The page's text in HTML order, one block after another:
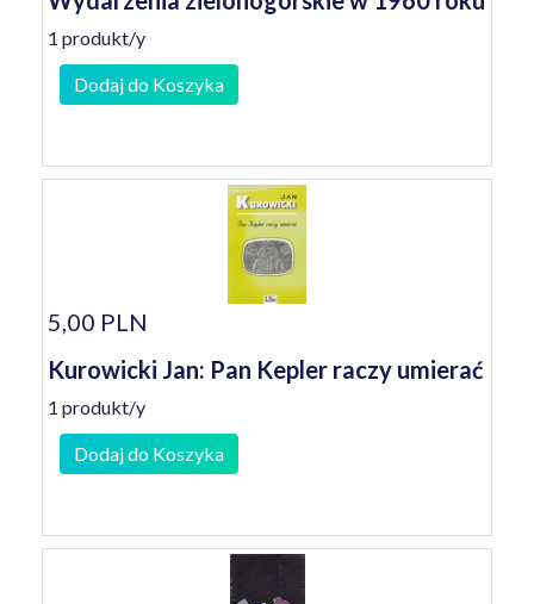
1 produkt/y
Dodaj do Koszyka
5,00 PLN
Kurowicki Jan: Pan Kepler raczy umierać
1 produkt/y
Dodaj do Koszyka